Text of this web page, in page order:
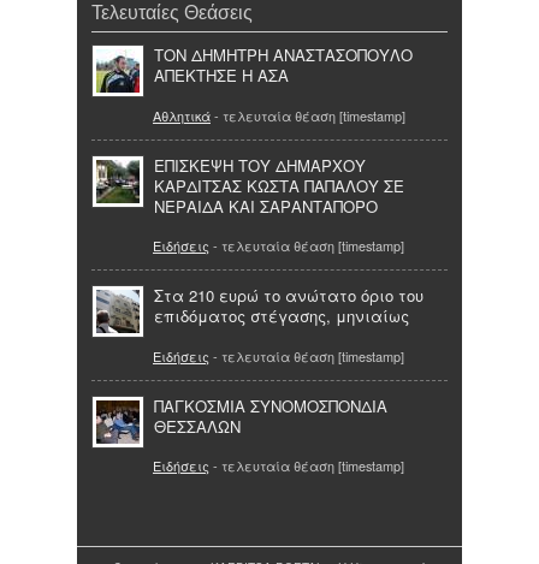
Τελευταίες Θεάσεις
ΤΟΝ ΔΗΜΗΤΡΗ ΑΝΑΣΤΑΣΟΠΟΥΛΟ
ΑΠΕΚΤΗΣΕ Η ΑΣΑ
Αθλητικά- τελευταία θέαση [timestamp]
ΕΠΙΣΚΕΨΗ ΤΟΥ ΔΗΜΑΡΧΟΥ
ΚΑΡΔΙΤΣΑΣ ΚΩΣΤΑ ΠΑΠΑΛΟΥ ΣΕ
ΝΕΡΑΙΔΑ ΚΑΙ ΣΑΡΑΝΤΑΠΟΡΟ
Ειδήσεις - τελευταία θέαση [timestamp]
Στα 210 ευρώ το ανώτατο όριο του
επιδόματος στέγασης, μηνιαίως
Ειδήσεις - τελευταία θέαση [timestamp]
ΠΑΓΚΟΣΜΙΑ ΣΥΝΟΜΟΣΠΟΝΔΙΑ
ΘΕΣΣΑΛΩΝ
Ειδήσεις - τελευταία θέαση [timestamp]